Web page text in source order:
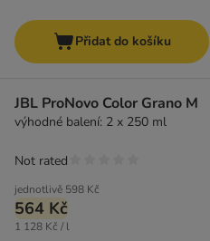
Přidat do košíku
JBL ProNovo Color Grano M
výhodné balení: 2 x 250 ml
jednotlivě 598 Kč
564 Kč
1 128 Kč / l
Not rated